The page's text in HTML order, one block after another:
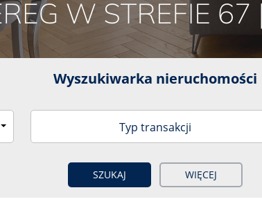
Wyszukiwarka nieruchomości
Typ transakcji
WIĘCEJ